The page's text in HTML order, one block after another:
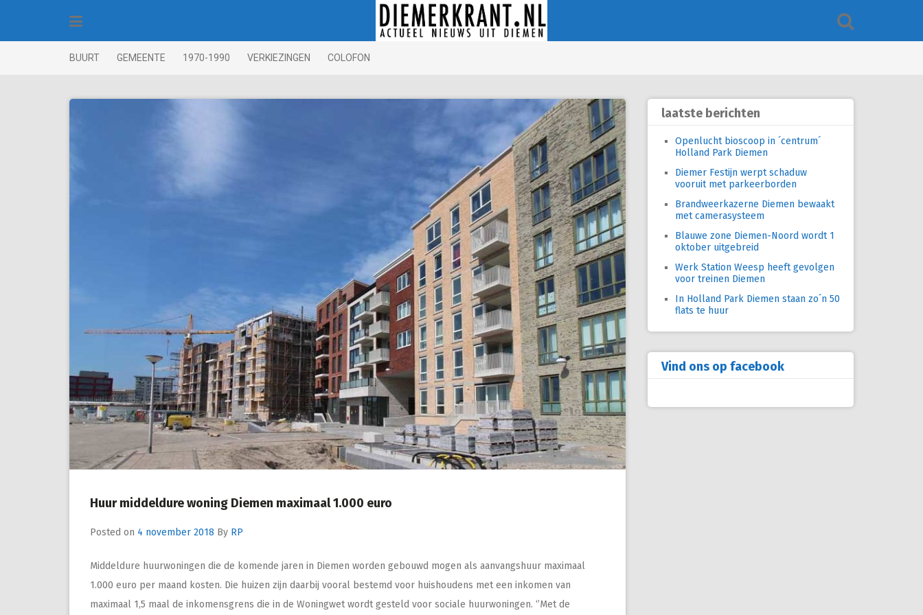
BUURT GEMEENTE 1970-1990 VERKIEZINGEN COLOFON
Huur middeldure woning Diemen maximaal 1.000 euro
Posted on 4 november 2018 By RP
Middeldure huurwoningen die de komende jaren in Diemen worden gebouwd mogen als aanvangshuur maximaal
1.000 euro per maand kosten. Die huizen zijn daarbij vooral bestemd voor huishoudens met een inkomen van
maximaal 1,5 maal de inkomensgrens die in de Woningwet wordt gesteld voor sociale huurwoningen. ‘’Met de
laatste berichten
Openlucht bioscoop in ´centrum´
Holland Park Diemen
Diemer Festijn werpt schaduw
vooruit met parkeerborden
Brandweerkazerne Diemen bewaakt
met camerasysteem
Blauwe zone Diemen-Noord wordt 1
oktober uitgebreid
Werk Station Weesp heeft gevolgen
voor treinen Diemen
In Holland Park Diemen staan zo´n 50
flats te huur
Vind ons op facebook